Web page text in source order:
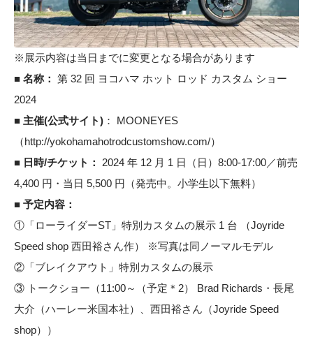
※展示内容は当日までに変更となる場合があります
■ 名称： 第 32 回 ヨコハマ ホット ロッド カスタム ショー
2024
■ 主催(公式サイト) ： MOONEYES
（http://yokohamahotrodcustomshow.com/）
■ 日時/チケット：
2024 年 12 月 1 日（日）8:00-17:00／前売
4,400 円・当日 5,500 円（発売中。小学生以下無料）
■ 予定内容：
①「ローライダーST」特別カスタムの展示 1 台 （Joyride
Speed shop 西田裕さん作） ※写真は同ノーマルモデル
②「ブレイクアウト」特別カスタムの展示
③ トークショー（11:00～（予定＊2） Brad Richards・長尾
大介（ハーレー米国本社）、西田裕さん（Joyride Speed
shop））